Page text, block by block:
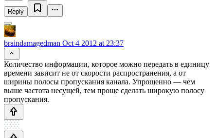
Reply
braindamagedman Oct 4 2012 at 23:37
Количество информации, которое можно передать в единицу
времени зависит не от скорости распространения, а от
ширины полосы пропускания канала. Упрощенно — чем
выше частота несущей, тем проще сделать широкую полосу
пропускания.